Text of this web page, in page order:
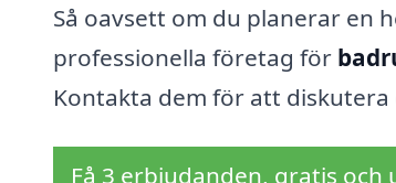
Så oavsett om du planerar en
professionella företag för
Kontakta dem för att
Få 3 erbjudanden, gratis